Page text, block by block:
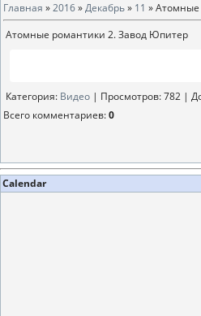
Главная »2016»Декабрь» 11 »
Атомные романтики 2. Завод Юпитер
Категория: Видео | Просмотров: 782 |
Всего комментариев:0
Calendar